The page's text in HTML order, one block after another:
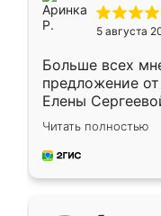
5 августа
Больше всех
предложение
Елены
короткие сроки
для замера
предложил по
Читать полностью